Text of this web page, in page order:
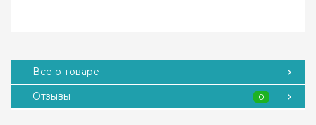
Все о товаре
Отзывы
0